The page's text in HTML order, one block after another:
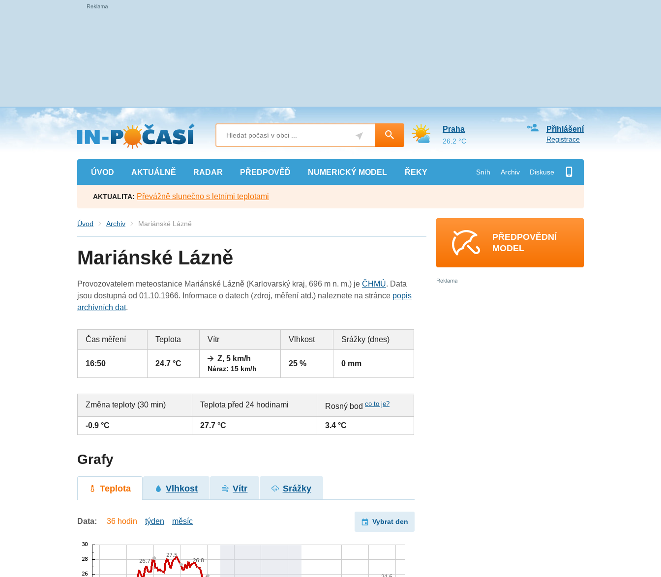
Přejít
na
hlavní
obsah
ÚVOD AKTUÁLNĚ RADAR PŘEDPOVĚĎ NUMERICKÝ MODEL ŘEKY Sníh Archiv Diskuse
Přihlášení
Registrace
Praha
26.2 °C
AKTUALITA: Převážně slunečno s letními teplotami
Úvod Archiv Mariánské Lázně
Mariánské Lázně
Provozovatelem meteostanice Mariánské Lázně (Karlovarský kraj, 696 m n. m.) jeČHMÚ. Data
jsou dostupná od 01.10.1966. Informace o datech (zdroj, měření atd.) naleznete na stránce popis
archivních dat.
Čas měření Teplota Vítr Vlhkost Srážky (dnes)
16:50 24.7 °C
Z, 5 km/h
Náraz: 15 km/h
25 % 0 mm
Změna teploty (30 min) Teplota před 24 hodinami Rosný bodco to je?
-0.9 °C 27.7 °C 3.4 °C
Grafy
Teplota Vlhkost Vítr Srážky
Data: 36 hodin týden měsíc Vybrat den
PŘEDPOVĚDNÍ
MODEL